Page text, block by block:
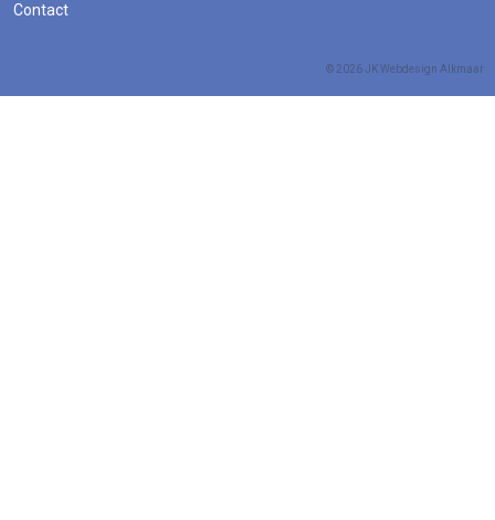
Contact
© 2026 JKWebdesign Alkmaar